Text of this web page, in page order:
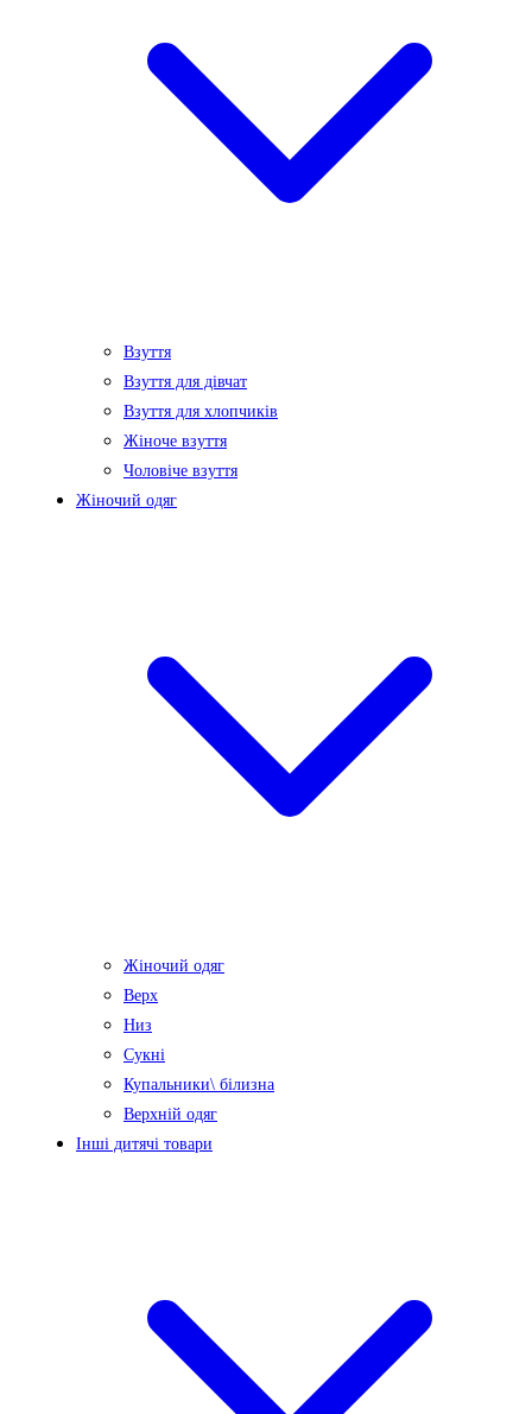
Взуття
Взуття для дівчат
Взуття для хлопчиків
Жіноче взуття
Чоловіче взуття
Жіночий одяг
Жіночий одяг
Верх
Низ
Сукні
Купальники\ білизна
Верхній одяг
Інші дитячі товари